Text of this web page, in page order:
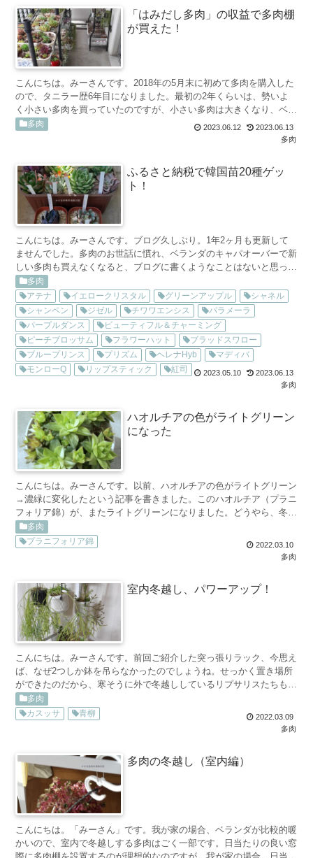
「はみだし多肉」の収益で多肉棚
が買えた！
こんにちは。みーさんです。2018年の5月末に初めて多肉を購入した
ので、タニラー歴6年目になりました。最初の2年くらいは、勢いよ
く小さい多肉を買っていたのですが、小さい多肉は大きくなり、ベラ
ンダに置き場所がなくなり・・・今までたくさん多肉を...
2023.06.12
2023.06.13
多肉
多肉
ふるさと納税で韓国苗20種ゲッ
ト！
こんにちは。みーさんです。ブログ久しぶり。1年2ヶ月も更新して
ませんでした。多肉のお世話に慣れ、ベランダのキャパオーバーで新
しい多肉も買えなくなると、ブログに書くようなことはないと思って
しまって。すっかり省エネのお世話で多肉ちゃんを愛でてい...
2023.05.10
2023.06.13
多肉
多肉
アテナ
イエロークリスタル グリーンアップル
シャネル
シャンペン
ジゼル チワワエンシス
パラメーラ
パープルダンス
ビューティフル＆チャーミング
ピーチブロッサム
フラワーハット
ブラッドスワロー
ブループリンス
プリズム ヘレナHyb
マディバ
モンローQ
リップスティック 紅司
ハオルチアの色がライトグリーン
になった
こんにちは。みーさんです。以前、ハオルチアの色がライトグリーン
→濃緑に変化したという記事を書きました。このハオルチア（プラニ
フォリア錦）が、またライトグリーンになりました。どうやら、冬に
ライトグリーン、夏に濃緑になるようです。紅葉の一種でし...
2022.03.10
多肉
多肉
プラニフォリア錦
室内冬越し、パワーアップ！
こんにちは。みーさんです。前回ご紹介した突っ張りラック、今思え
ば、なぜ2つしか鉢を吊らなかったのでしょうね。せっかく置き場所
ができたのだから、寒そうに外で冬越ししているリプサリスたちも吊
ることにしました（リプサリスは、直射日光を必要としない...
2022.03.09
多肉
多肉
カスッサ
青柳
多肉の冬越し（室内編）
こんにちは。「みーさん」です。我が家の場合、ベランダが比較的暖
かいので、室内で冬越しする多肉はごく一部です。日当たりの良い窓